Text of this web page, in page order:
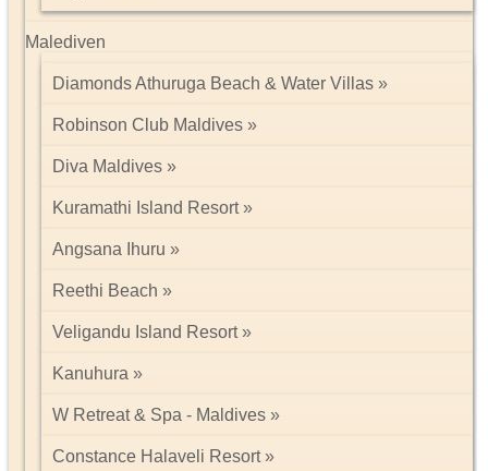
Malediven
Diamonds Athuruga Beach & Water Villas
Robinson Club Maldives
Diva Maldives
Kuramathi Island Resort
Angsana Ihuru
Reethi Beach
Veligandu Island Resort
Kanuhura
W Retreat & Spa - Maldives
Constance Halaveli Resort